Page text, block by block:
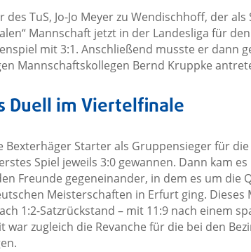
TuS, Jo-Jo Meyer zu Wendischhoff, der
Mannschaft jetzt in der Landesliga für
mit 3:1. Anschließend musste er dann
Mannschaftskollegen Bernd Kruppke
Duell im Viertelfinale
Bexterhäger Starter als Gruppensieger für
Spiel jeweils 3:0 gewannen. Dann kam
Freunde gegeneinander, in dem es um die
Meisterschaften in Erfurt ging. Dieses
1:2-Satzrückstand – mit 11:9 nach einem
war zugleich die Revanche für die bei den